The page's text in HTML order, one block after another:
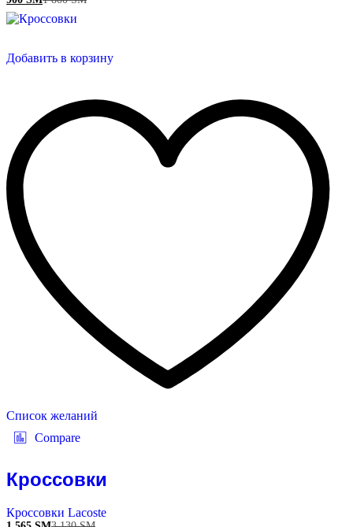
Добавить в корзину
Список желаний
Compare
Кроссовки
Кроссовки Lacoste